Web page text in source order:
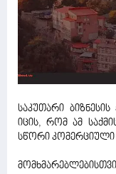
საკუთარი
იცის, რომ ამ
სწორი კომერციული